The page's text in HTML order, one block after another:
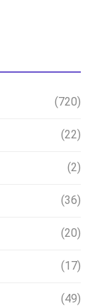
(720)
(22)
(2)
(36)
(20)
(17)
(49)